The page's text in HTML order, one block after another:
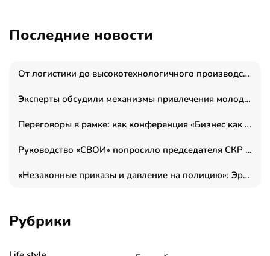
Последние новости
От логистики до высокотехнологичного производства: как основатель “гагаринга” выстраивает экосистему безопасности и гражданских БПЛА
Эксперты обсудили механизмы привлечения молодых специалистов в промышленные города
Переговоры в рамке: как конференция «Бизнес как искусство» переформатирует деловой этикет в стенах ТПП РФ
Руководство «СВОИ» попросило председателя СКР дать правовую оценку обысков в тыловом штабе
«Незаконные приказы и давление на полицию»: Эрнеста Султанова задержали у посольства Израиля во время одиночного пикета
Рубрики